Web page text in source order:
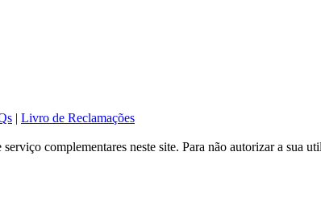
| Livro de Reclamações
complementares neste site. Para não autorizar a sua